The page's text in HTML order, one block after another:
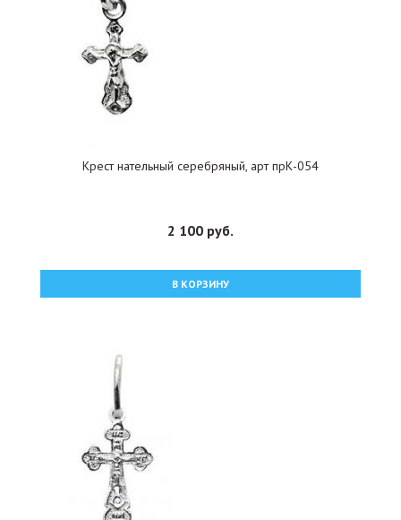
Крест нательный серебряный, арт прК-054
2 100 руб.
В КОРЗИНУ